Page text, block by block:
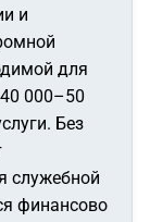
и
для
000–50
Без
служебной
финансово